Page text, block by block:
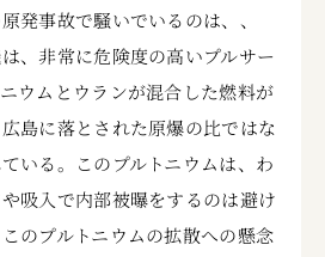
発事故で騒いでいるのは、、
、非常に危険度の高いプルサー
ウムとウランが混合した燃料が
島に落とされた原爆の比ではな
いる。このプルトニウムは、わ
吸入で内部被曝をするのは避け
のプルトニウムの拡散への懸念